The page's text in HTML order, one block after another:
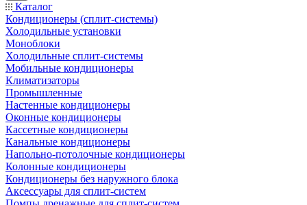
Каталог
Кондиционеры (сплит-системы)
Холодильные установки
Моноблоки
Холодильные сплит-системы
Мобильные кондиционеры
Климатизаторы
Промышленные
Настенные кондиционеры
Оконные кондиционеры
Кассетные кондиционеры
Канальные кондиционеры
Напольно-потолочные кондиционеры
Колонные кондиционеры
Кондиционеры без наружного блока
Аксессуары для сплит-систем